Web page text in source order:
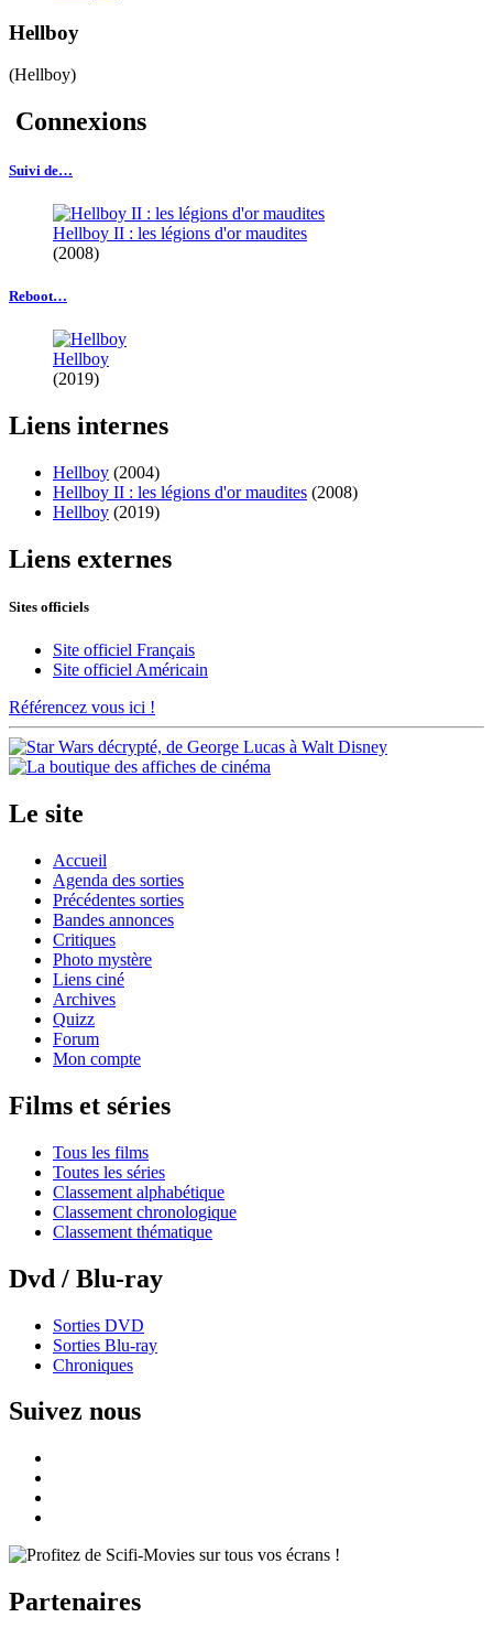
Hellboy
(Hellboy)
Connexions
Suivi de…
Hellboy II : les légions d'or maudites
(2008)
Reboot…
Hellboy
(2019)
Liens internes
Hellboy (2004)
Hellboy II : les légions d'or maudites (2008)
Hellboy (2019)
Liens externes
Sites officiels
Site officiel Français
Site officiel Américain
Référencez vous ici !
Le site
Accueil
Agenda des sorties
Précédentes sorties
Bandes annonces
Critiques
Photo mystère
Liens ciné
Archives
Quizz
Forum
Mon compte
Films et séries
Tous les films
Toutes les séries
Classement alphabétique
Classement chronologique
Classement thématique
Dvd / Blu-ray
Sorties DVD
Sorties Blu-ray
Chroniques
Suivez nous
Partenaires